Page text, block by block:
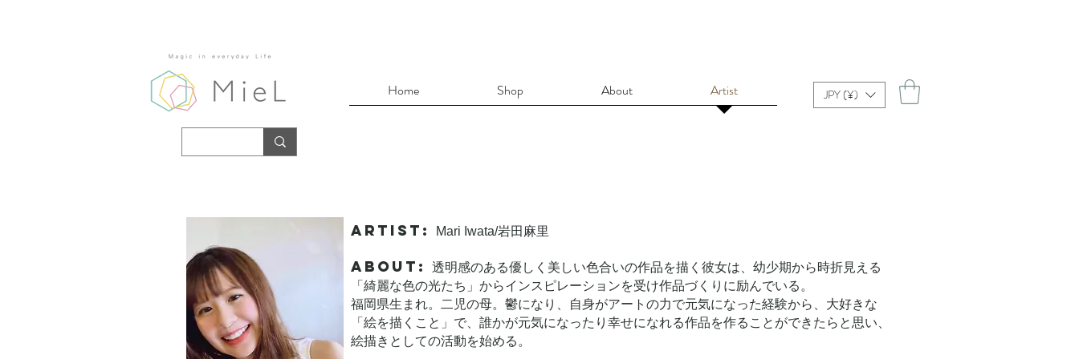
Home Shop About Artist JPY (¥)
artist: Mari Iwata/岩田麻里
ABOUT:
透明感のある優しく美しい色合いの作品を描く彼女は、幼少期から時折見える
「綺麗な色の光たち」からインスピレーションを受け作品づくりに励んでいる。
福岡県生まれ。二児の母。鬱になり、自身がアートの力で元気になった経験から、大好きな
「絵を描くこと」で、誰かが元気になったり幸せになれる作品を作ることができたらと思い、
絵描きとしての活動を始める。